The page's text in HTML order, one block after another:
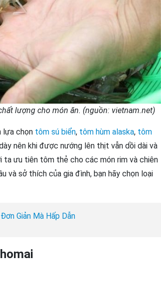
lượng cho món ăn. (nguồn: vietnam.net)
lựa chọn tôm sú biển, tôm hùm alaska, tôm
nên khi được nướng lên thịt vẫn dồi dài và
ta ưu tiên tôm thẻ cho các món rim và chiên
và sở thích của gia đình, bạn hãy chọn loại
Giản Mà Hấp Dẫn